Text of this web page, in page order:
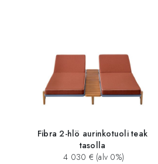
Fibra 2-hlö aurinkotuoli teak
tasolla
4 030 € (alv 0%)